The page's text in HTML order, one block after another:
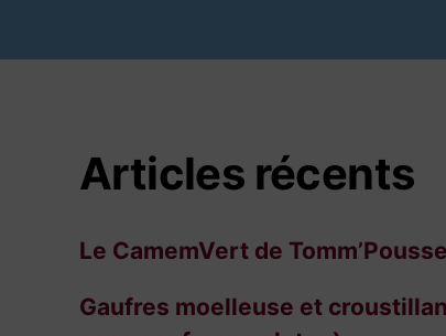
Articles récents
Le CamemVert de Tomm’Pousse
Gaufres moelleuse et